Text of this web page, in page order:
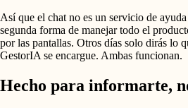
Así que el chat no es un servicio de
segunda forma de manejar todo el
por las pantallas. Otros días solo dirás lo
GestorIA se encargue. Ambas funcionan.
Hecho para informarte,